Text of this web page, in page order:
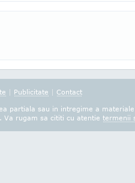
| Publicitate | Contact
partiala sau in intregime a
. Va rugam sa cititi cu atentie termenii